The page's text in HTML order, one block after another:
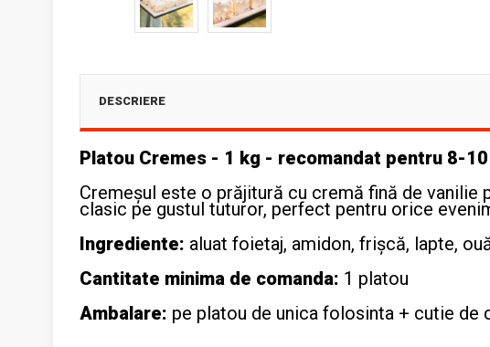
DESCRIERE
Platou Cremes - 1 kg - recomandat pentru 8-
Cremeșul este o prăjitură cu cremă fină de vanilie
clasic pe gustul tuturor, perfect pentru orice
Ingrediente: aluat foietaj, amidon, frișcă, lapte,
Cantitate minima de comanda: 1 platou
Ambalare: pe platou de unica folosinta + cutie de